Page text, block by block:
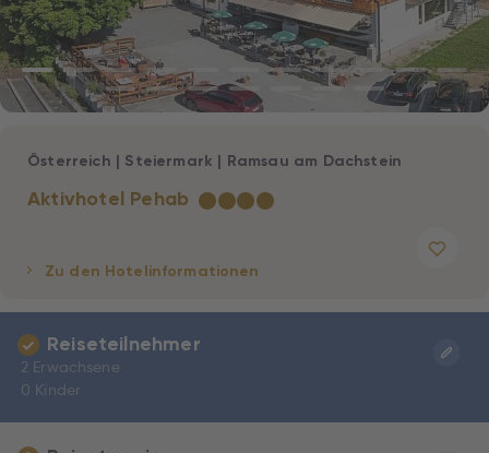
Aktivhotel Pehab ★★★★
Österreich | Steiermark | Ramsau am Dachstein
Zu den Hotelinformationen
Reiseteilnehmer
2 Erwachsene
0 Kinder